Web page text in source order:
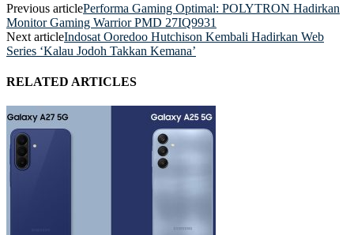
Previous articlePerforma Gaming Optimal: POLYTRON Hadirkan
Monitor Gaming Warrior PMD 27IQ9931
Next articleIndosat Ooredoo Hutchison Kembali Hadirkan Web
Series ‘Kalau Jodoh Takkan Kemana’
RELATED ARTICLES